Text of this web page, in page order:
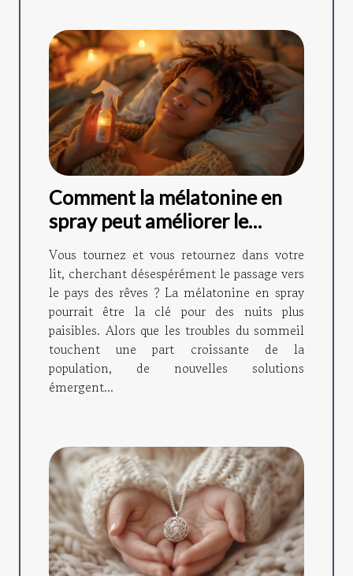
Comment la mélatonine en
spray peut améliorer le
sommeil agité
Vous tournez et vous retournez dans votre
lit, cherchant désespérément le passage vers
le pays des rêves ? La mélatonine en spray
pourrait être la clé pour des nuits plus
paisibles. Alors que les troubles du sommeil
touchent une part croissante de la
population, de nouvelles solutions
émergent...